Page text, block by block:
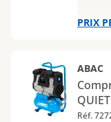
PRIX
ABAC
Réf.